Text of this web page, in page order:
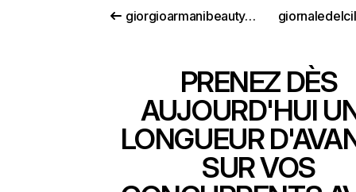
giorgioarmanibeauty-usa.com
PRENEZ DÈS
AUJOURD'HUI
LONGUEUR
SUR VOS